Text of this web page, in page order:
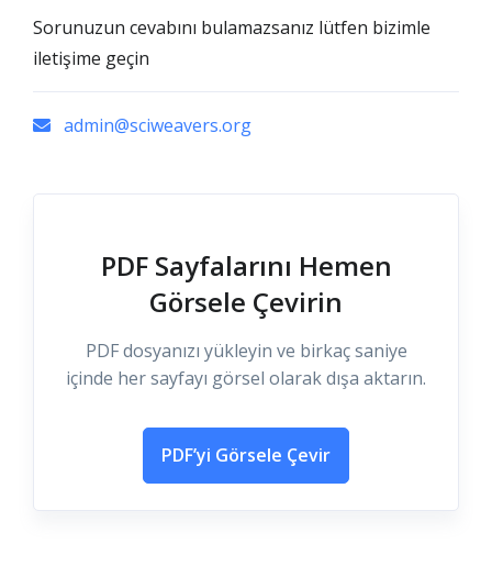
Sorunuzun cevabını bulamazsanız lütfen bizimle
iletişime geçin
admin@sciweavers.org
PDF Sayfalarını Hemen
Görsele Çevirin
PDF dosyanızı yükleyin ve birkaç saniye
içinde her sayfayı görsel olarak dışa aktarın.
PDF’yi Görsele Çevir